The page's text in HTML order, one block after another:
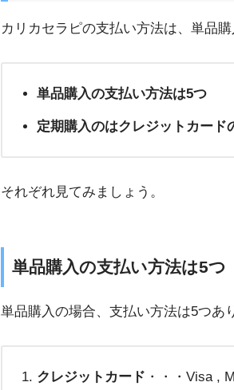
カリカセラピの支払い方法は、単品
単品購入の支払い方法は5つ
定期購入のはクレジットカード
それぞれ見てみましょう。
単品購入の支払い方法は5つ
単品購入の場合、支払い方法は5つあ
クレジットカード ・・・Visa ,